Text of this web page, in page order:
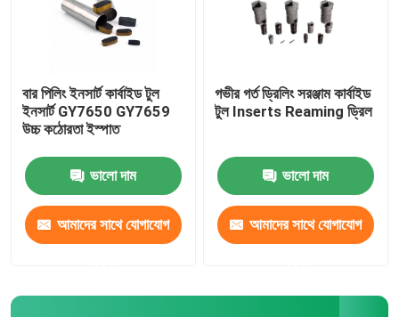
বার পিলিং ইনসার্ট কার্বাইড টুল
ইনসার্ট GY7650 GY7659
উচ্চ কঠোরতা ইস্পাত
ভালো দাম
আমাদের সাথে যোগাযোগ
গভীর গর্ত ড্রিলিং সরঞ্জাম কার্বাইড
টুল Inserts Reaming ড্রিল
ভালো দাম
আমাদের সাথে যোগাযোগ